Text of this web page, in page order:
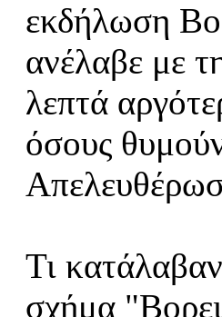
εκδήλωση
ανέλαβε με
λεπτά
όσους
Τι
σχήμα